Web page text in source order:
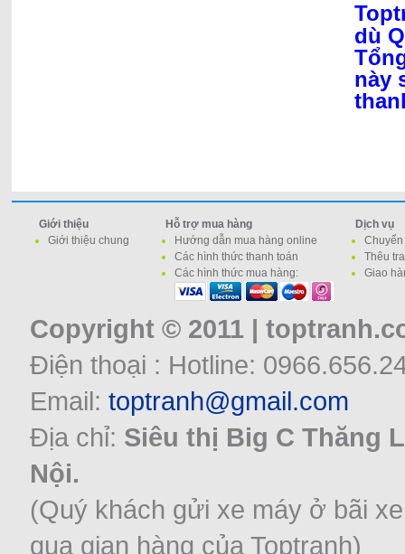
dù
này
Giới thiệu
Giới thiệu chung
Hỗ trợ mua hàng
Hướng dẫn mua hàng online
Các hình thức thanh toán
Các hình thức mua hàng:
Dịch vụ
Thêu
Giao
Copyright © 2011 |
Điện thoại : Hotline:
Email: toptranh@gmail.com
Địa chỉ: Siêu thị Big C Thăng
Nội.
(Quý khách gửi xe máy ở bãi
qua gian hàng của Toptranh)